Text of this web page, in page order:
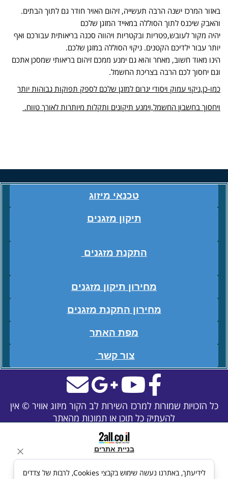
באזור המרכז ישנה הרבה תעשייה, זיהום האויר חודר גם לתוך הבתים.
והאבק שיכנס לתוך הסוללה במאייד המזגן שלכם
יהיה מקור לעובש,פטריות ובקטריות ויהווה סכנה בריאותית עבורכם ואף
יותר עבור ילדיכם הקטנים. ניקוי הסוללה במזגן שלכם.
הינו מאוד חשוב, מאחר והוא גם ימנע ממכם זיהום בריאותי שמסכן אתכם
וגם יחסוך לכם הרבה בצריכת החשמל.
כמו-כן,ניקוי עמוק ויסודי יגרום למזגן שלכם לספק תפוקות גבוהות יותר
ויחסוך בחשבון החשמל,וימנע תיקונים ותקלות מיותרות לאורך טווח.
טכנאי מיזוג
תיקון מזגנים
התקנת מזגנים
מחירון תיקון מזגנים
מחירון התקנת מזגנים
מפת האתר
צור קשר
כל הזכויות שמורות למרכז השירות לב הקור מיזוג אוויר © אין
להעתיק כל תוכן או תמונות מהאתר
בניית אתרים
לידיעתך, באתרנו נעשה שימוש בקבצי Cookies, לרבות של צדדים